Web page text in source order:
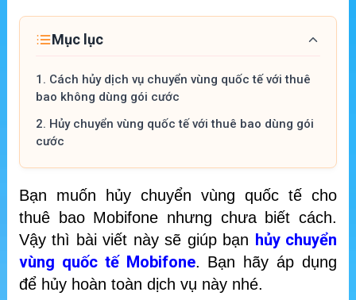
Mục lục
1. Cách hủy dịch vụ chuyển vùng quốc tế với thuê
bao không dùng gói cước
2. Hủy chuyển vùng quốc tế với thuê bao dùng gói
cước
Bạn muốn hủy chuyển vùng quốc tế cho
thuê bao Mobifone nhưng chưa biết cách.
Vậy thì bài viết này sẽ giúp bạn hủy chuyển
vùng quốc tế Mobifone. Bạn hãy áp dụng
để hủy hoàn toàn dịch vụ này nhé.